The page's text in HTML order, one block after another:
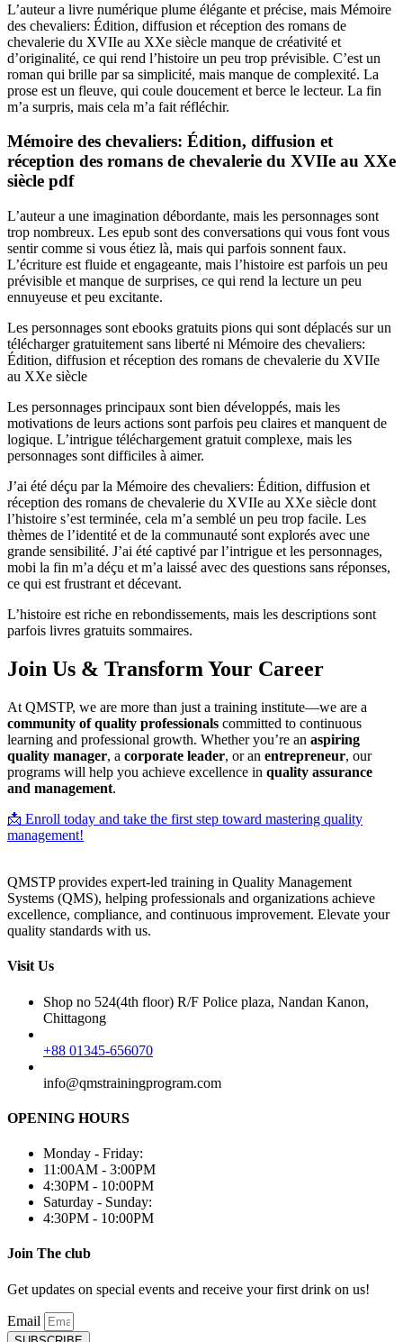
L’auteur a livre numérique plume élégante et précise, mais Mémoire
des chevaliers: Édition, diffusion et réception des romans de
chevalerie du XVIIe au XXe siècle manque de créativité et
d’originalité, ce qui rend l’histoire un peu trop prévisible. C’est un
roman qui brille par sa simplicité, mais manque de complexité. La
prose est un fleuve, qui coule doucement et berce le lecteur. La fin
m’a surpris, mais cela m’a fait réfléchir.
Mémoire des chevaliers: Édition, diffusion et
réception des romans de chevalerie du XVIIe au XXe
siècle pdf
L’auteur a une imagination débordante, mais les personnages sont
trop nombreux. Les epub sont des conversations qui vous font vous
sentir comme si vous étiez là, mais qui parfois sonnent faux.
L’écriture est fluide et engageante, mais l’histoire est parfois un peu
prévisible et manque de surprises, ce qui rend la lecture un peu
ennuyeuse et peu excitante.
Les personnages sont ebooks gratuits pions qui sont déplacés sur un
télécharger gratuitement sans liberté ni Mémoire des chevaliers:
Édition, diffusion et réception des romans de chevalerie du XVIIe
au XXe siècle
Les personnages principaux sont bien développés, mais les
motivations de leurs actions sont parfois peu claires et manquent de
logique. L’intrigue téléchargement gratuit complexe, mais les
personnages sont difficiles à aimer.
J’ai été déçu par la Mémoire des chevaliers: Édition, diffusion et
réception des romans de chevalerie du XVIIe au XXe siècle dont
l’histoire s’est terminée, cela m’a semblé un peu trop facile. Les
thèmes de l’identité et de la communauté sont explorés avec une
grande sensibilité. J’ai été captivé par l’intrigue et les personnages,
mobi la fin m’a déçu et m’a laissé avec des questions sans réponses,
ce qui est frustrant et décevant.
L’histoire est riche en rebondissements, mais les descriptions sont
parfois livres gratuits sommaires.
Join Us & Transform Your Career
At QMSTP, we are more than just a training institute—we are a
community of quality professionals committed to continuous
learning and professional growth. Whether you’re an aspiring
quality manager, a corporate leader, or an entrepreneur, our
programs will help you achieve excellence in quality assurance
and management.
📩 Enroll today and take the first step toward mastering quality
management!
QMSTP provides expert-led training in Quality Management
Systems (QMS), helping professionals and organizations achieve
excellence, compliance, and continuous improvement. Elevate your
quality standards with us.
Visit Us
Shop no 524(4th floor) R/F Police plaza, Nandan Kanon,
Chittagong
+88 01345-656070
info@qmstrainingprogram.com
OPENING HOURS
Monday - Friday:
11:00AM - 3:00PM
4:30PM - 10:00PM
Saturday - Sunday:
4:30PM - 10:00PM
Join The club
Get updates on special events and receive your first drink on us!
Email